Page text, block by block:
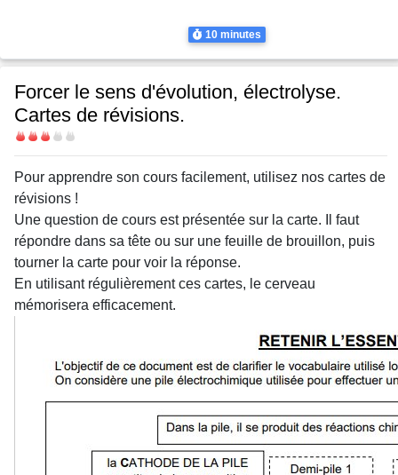
Durée
10 minutes
Forcer le sens d'évolution, électrolyse.
Cartes de révisions.
Difficulté
Body
Pour apprendre son cours facilement, utilisez nos cartes de
révisions !
Une question de cours est présentée sur la carte. Il faut
répondre dans sa tête ou sur une feuille de brouillon, puis
tourner la carte pour voir la réponse.
En utilisant régulièrement ces cartes, le cerveau
mémorisera efficacement.